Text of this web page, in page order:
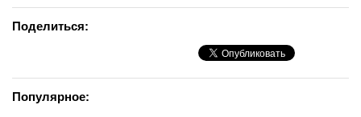
Поделиться:
Популярное: